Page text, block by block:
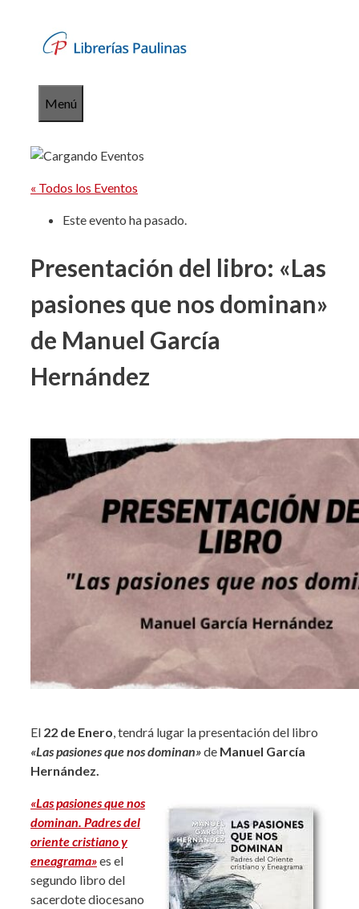
contenido
Menú
« Todos los Eventos
Este evento ha pasado.
Presentación del libro: «Las
pasiones que nos dominan»
de Manuel García
Hernández
El 22 de Enero, tendrá lugar la presentación del libro
«Las pasiones que nos dominan»de Manuel García
Hernández.
«Las pasiones que nos
dominan. Padres del
oriente cristiano y
eneagrama»es el
segundo libro del
sacerdote diocesano